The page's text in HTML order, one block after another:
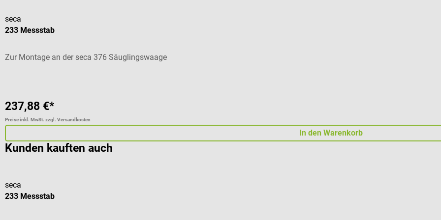
seca
233 Messstab
Zur Montage an der seca 376 Säuglingswaage
237,88 €*
Preise inkl. MwSt. zzgl. Versandkosten
In den Warenkorb
Kunden kauften auch
seca
233 Messstab